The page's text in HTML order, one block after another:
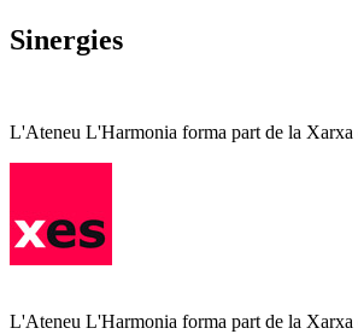
Sinergies
L'Ateneu L'Harmonia forma part de la Xarxa
L'Ateneu L'Harmonia forma part de la Xarxa